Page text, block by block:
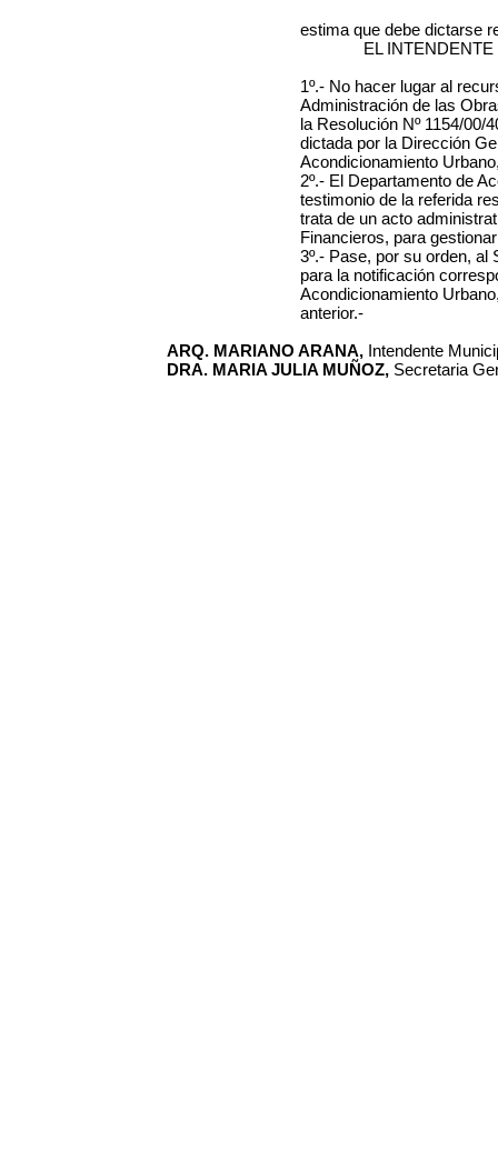
estima que debe dictarse
EL
1º.- No hacer lugar al
Administración de las
la Resolución Nº 1154/00/
dictada por la Dirección
Acondicionamiento
2º.- El Departamento de
testimonio de la referida
trata de un acto
Financieros, para
3º.- Pase, por su orden,
para la notificación
Acondicionamiento
anterior.-
ARQ. MARIANO ARANA, Intendente
DRA. MARIA JULIA MUÑOZ, Secretaria